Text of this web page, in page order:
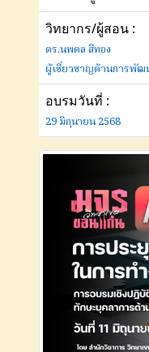
วิทยากร/ผู้สอน :
ดร.นพดล สีทอง
ผู้เชี่ยวชาญด้านการพัฒ
อบรมวันที่ :
29 มิถุนายน 2568